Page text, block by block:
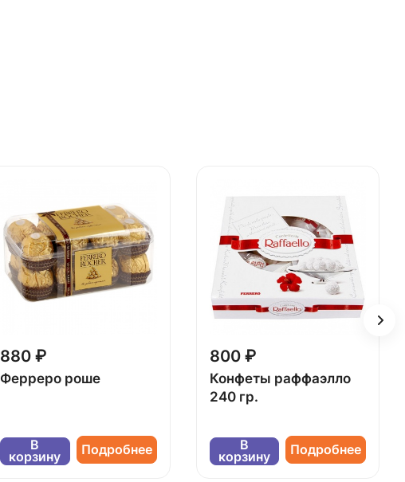
880 ₽
Ферреро роше
В
корзину
Подробнее
800 ₽
Конфеты раффаэлло
240 гр.
В
корзину
Подробнее